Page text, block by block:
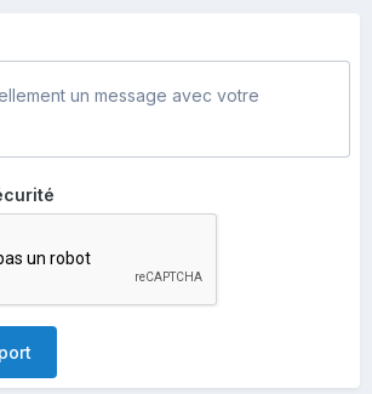
un message avec votre